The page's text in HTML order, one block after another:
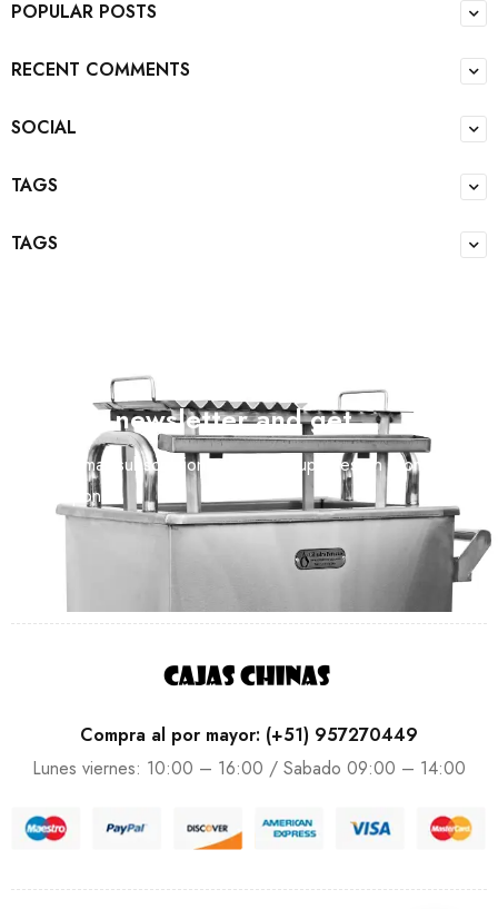
POPULAR POSTS
RECENT COMMENTS
SOCIAL
TAGS
TAGS
Join our newsletter and get…
Join our email subscription now to get updates on promotions
and coupons.
Compra al por mayor: (+51) 957270449
Lunes viernes: 10:00 – 16:00 / Sabado 09:00 – 14:00